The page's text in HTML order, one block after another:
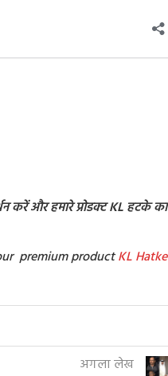
करें और हमारे प्रोडक्ट KL हटके का
premium productKL Hatke
अगला लेख